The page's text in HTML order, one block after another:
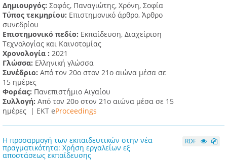
Δημιουργός: Σοφός, Παναγιώτης, Χρόνη, Σοφία
Τύπος τεκμηρίου: Επιστημονικό άρθρο, Άρθρο
συνεδρίου
Επιστημονικό πεδίο: Εκπαίδευση, Διαχείριση
Τεχνολογίας και Καινοτομίας
Χρονολογία : 2021
Γλώσσα: Ελληνική γλώσσα
Συνέδριο: Από τον 20ο στον 21ο αιώνα μέσα σε
15 ημέρες
Φορέας: Πανεπιστήμιο Αιγαίου
Συλλογή: Από τον 20ο στον 21ο αιώνα μέσα σε 15
ημέρες | ΕΚΤ eProceedings
H προσαρμογή των εκπαιδευτικών στην νέα
πραγματικότητα: Χρήση εργαλείων εξ
αποστάσεως εκπαίδευσης
RDF